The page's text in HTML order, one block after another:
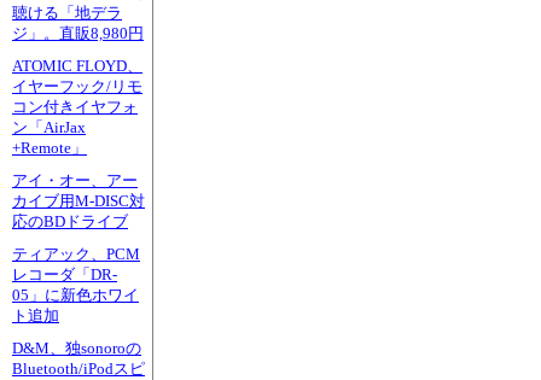
聴ける「地デラ
ジ」。直販8,980円
ATOMIC FLOYD、
イヤーフック/リモ
コン付きイヤフォ
ン「AirJax
+Remote」
アイ・オー、アー
カイブ用M-DISC対
応のBDドライブ
ティアック、PCM
レコーダ「DR-
05」に新色ホワイ
ト追加
D&M、独sonoroの
Bluetooth/iPodスピ